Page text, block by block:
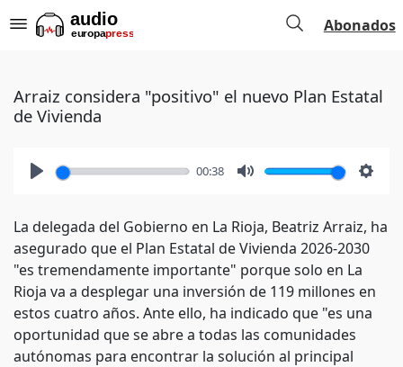
Abonados
Arraiz considera "positivo" el nuevo Plan Estatal
de Vivienda
00:38
La delegada del Gobierno en La Rioja, Beatriz Arraiz, ha
asegurado que el Plan Estatal de Vivienda 2026-2030
"es tremendamente importante" porque solo en La
Rioja va a desplegar una inversión de 119 millones en
estos cuatro años. Ante ello, ha indicado que "es una
oportunidad que se abre a todas las comunidades
autónomas para encontrar la solución al principal